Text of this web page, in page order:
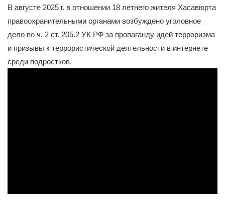
В августе 2025 г. в отношении 18 летнего жителя Хасавюрта
правоохранительными органами возбуждено уголовное
дело по ч. 2 ст. 205.2 УК РФ за пропаганду идей терроризма
и призывы к террористической деятельности в интернете
среди подростков.